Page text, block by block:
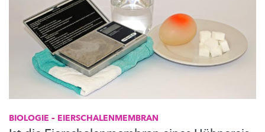
BIOLOGIE – EIERSCHALENMEMBRAN